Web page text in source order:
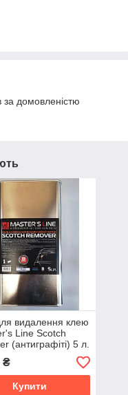
домовленістю
видалення клею
Line Scotch
(антиграфіті) 5 л.
₴
Купити